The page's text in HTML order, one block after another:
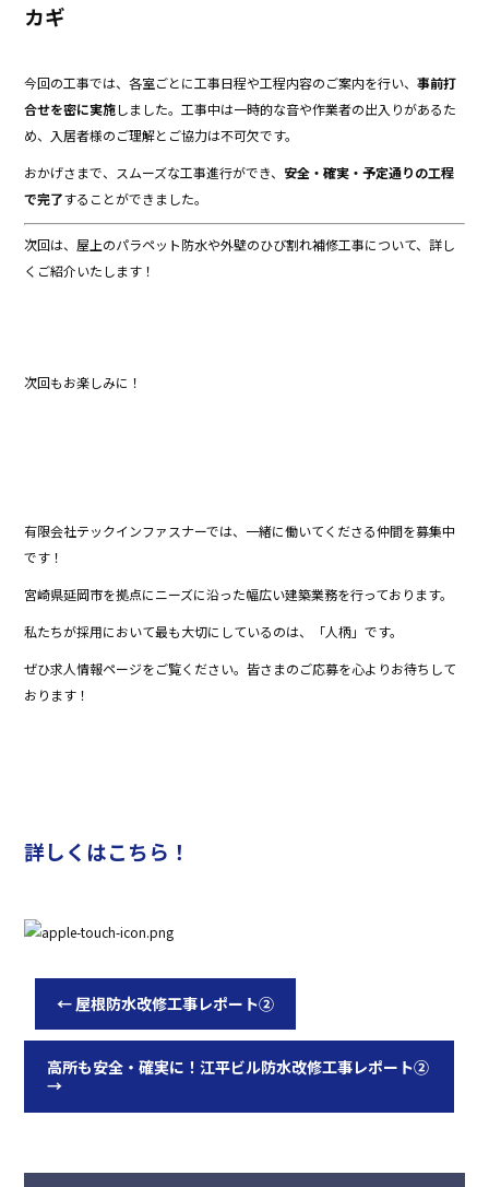
カギ
今回の工事では、各室ごとに工事日程や工程内容のご案内を行い、事前打
合せを密に実施しました。工事中は一時的な音や作業者の出入りがあるた
め、入居者様のご理解とご協力は不可欠です。
おかげさまで、スムーズな工事進行ができ、 安全・確実・予定通りの工程
で完了することができました。
次回は、屋上のパラペット防水や外壁のひび割れ補修工事について、詳し
くご紹介いたします！
次回もお楽しみに！
有限会社テックインファスナーでは、一緒に働いてくださる仲間を募集中
です！
宮崎県延岡市を拠点にニーズに沿った幅広い建築業務を行っております。
私たちが採用において最も大切にしているのは、「人柄」です。
ぜひ求人情報ページをご覧ください。皆さまのご応募を心よりお待ちして
おります！
詳しくはこちら！
←屋根防水改修工事レポート②
高所も安全・確実に！江平ビル防水改修工事レポート②
→